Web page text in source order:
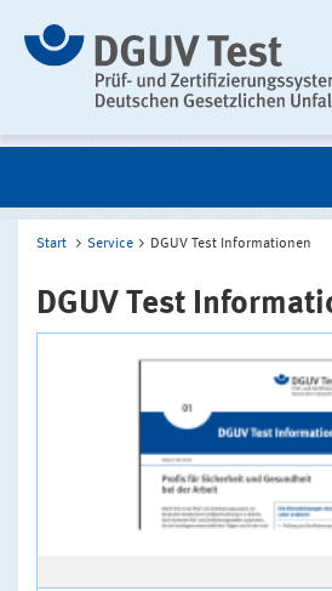
Start Service DGUV Test Informationen
DGUV Test